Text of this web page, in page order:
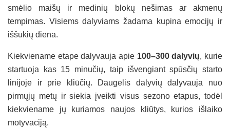
smėlio maišų ir medinių blokų nešimas ar akmenų
tempimas. Visiems dalyviams žadama kupina emocijų ir
iššūkių diena.
Kiekviename etape dalyvauja apie 100–300 dalyvių, kurie
startuoja kas 15 minučių, taip išvengiant spūsčių starto
linijoje ir prie kliūčių. Daugelis dalyvių dalyvauja nuo
pirmųjų metų ir siekia įveikti visus sezono etapus, todėl
kiekviename jų kuriamos naujos kliūtys, kurios išlaiko
motyvaciją.